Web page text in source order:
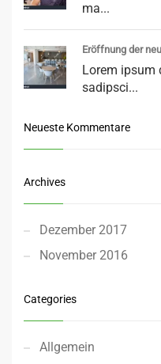
ma...
Eröffnung der
Lorem ipsum
sadipsci...
Neueste Kommentare
Archives
Dezember 2017
November 2016
Categories
Allgemein